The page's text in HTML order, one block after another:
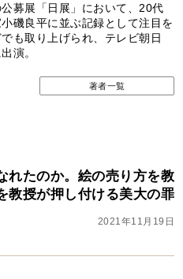
募展「日展」において、20代
磯良平に並ぶ記録として注目を
も取り上げられ、テレビ朝日
演。
著者一覧
れたのか。絵の売り方を教
教授が押し付ける美大の罪
2021年11月19日